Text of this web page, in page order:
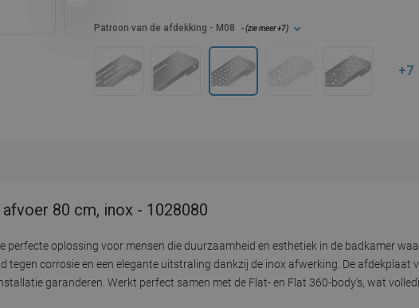
Patroon van de afdekking - M08 - (zie meer+7)
+7
80 cm, inox - 1028080
perfecte oplossing voor mensen die duurzaamheid en esthetiek in de badkamer
corrosie en een elegante uitstraling dankzij de inox afwerking. De afdekplaat
garanderen. Werkt perfect samen met de Flat- en Flat 360-body's, wat